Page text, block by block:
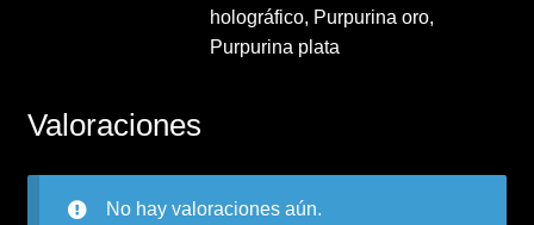
holográfico, Purpurina oro,
Purpurina plata
Valoraciones
No hay valoraciones aún.